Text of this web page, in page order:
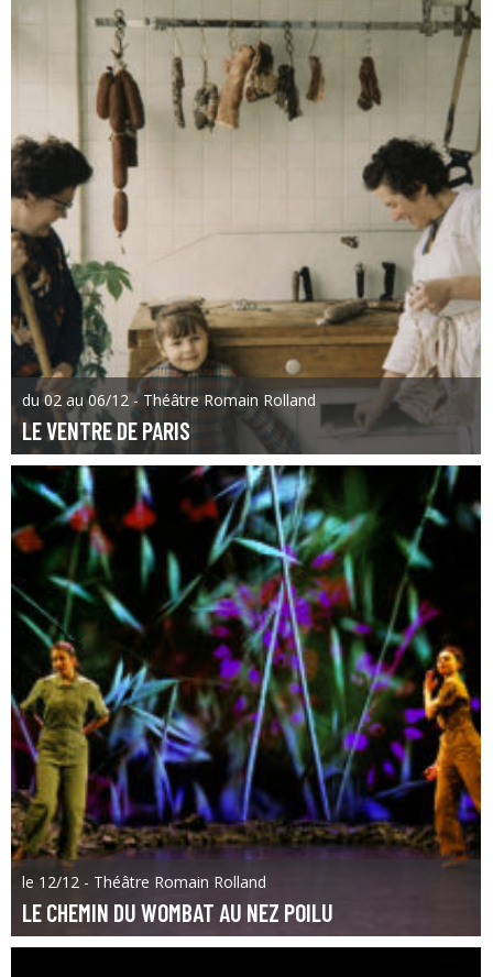
du 02 au 06/12 - Théâtre Romain Rolland
LE VENTRE DE PARIS
le 12/12 - Théâtre Romain Rolland
LE CHEMIN DU WOMBAT AU NEZ POILU